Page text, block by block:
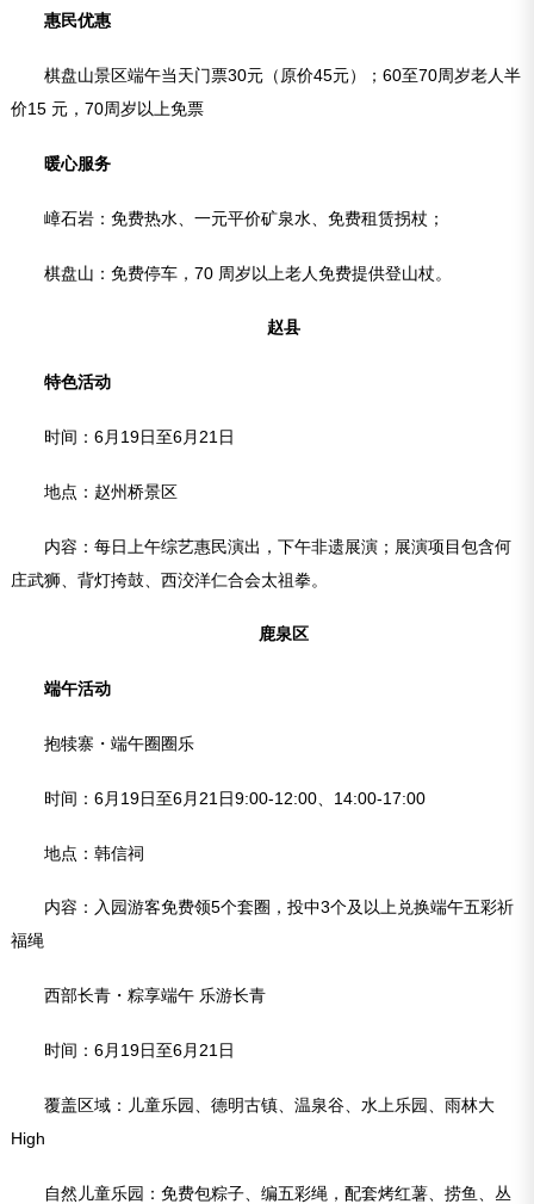
惠民优惠
棋盘山景区端午当天门票30元（原价45元）；60至70周岁老人半
价15 元，70周岁以上免票
暖心服务
嶂石岩：免费热水、一元平价矿泉水、免费租赁拐杖；
棋盘山：免费停车，70 周岁以上老人免费提供登山杖。
赵县
特色活动
时间：6月19日至6月21日
地点：赵州桥景区
内容：每日上午综艺惠民演出，下午非遗展演；展演项目包含何
庄武狮、背灯挎鼓、西洨洋仁合会太祖拳。
鹿泉区
端午活动
抱犊寨・端午圈圈乐
时间：6月19日至6月21日9:00-12:00、14:00-17:00
地点：韩信祠
内容：入园游客免费领5个套圈，投中3个及以上兑换端午五彩祈
福绳
西部长青・粽享端午 乐游长青
时间：6月19日至6月21日
覆盖区域：儿童乐园、德明古镇、温泉谷、水上乐园、雨林大
High
自然儿童乐园：免费包粽子、编五彩绳，配套烤红薯、捞鱼、丛